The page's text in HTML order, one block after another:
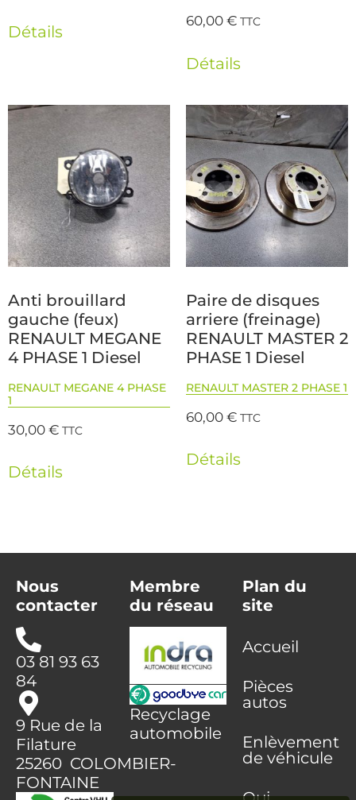
Détails
60,00€ TTC
Détails
Anti brouillard
gauche (feux)
RENAULT MEGANE
4 PHASE 1 Diesel
RENAULT MEGANE 4 PHASE
1
30,00€ TTC
Détails
Paire de disques
arriere (freinage)
RENAULT MASTER 2
PHASE 1 Diesel
RENAULT MASTER 2 PHASE 1
60,00€ TTC
Détails
Nous
contacter
03 81 93 63
84
9 Rue de la
Filature
25260 COLOMBIER-
FONTAINE
Membre
du réseau
Recyclage
automobile
Plan du
site
Accueil
Pièces
autos
Enlèvement
de véhicule